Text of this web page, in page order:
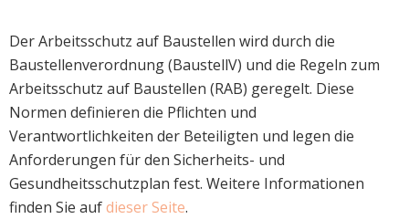
Der Arbeitsschutz auf Baustellen wird durch die
Baustellenverordnung (BaustellV) und die Regeln zum
Arbeitsschutz auf Baustellen (RAB) geregelt. Diese
Normen definieren die Pflichten und
Verantwortlichkeiten der Beteiligten und legen die
Anforderungen für den Sicherheits- und
Gesundheitsschutzplan fest. Weitere Informationen
finden Sie aufdieser Seite.